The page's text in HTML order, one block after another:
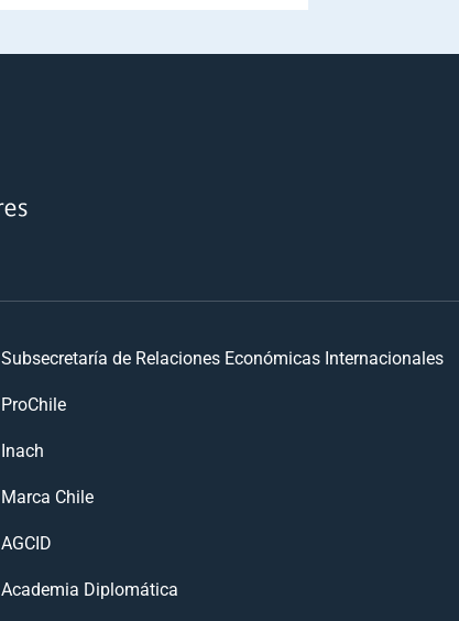
Subsecretaría de Relaciones Económicas Internacionales
ProChile
Inach
Marca Chile
AGCID
Academia Diplomática